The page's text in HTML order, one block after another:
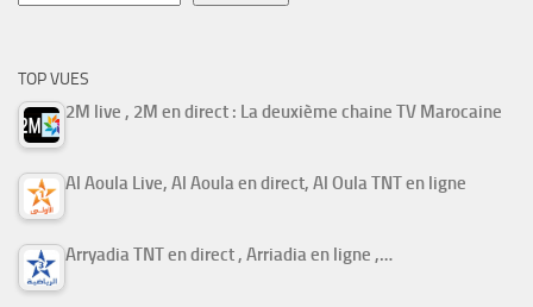
TOP VUES
2M live , 2M en direct : La deuxième chaine TV Marocaine
Al Aoula Live, Al Aoula en direct, Al Oula TNT en ligne
Arryadia TNT en direct , Arriadia en ligne ,…